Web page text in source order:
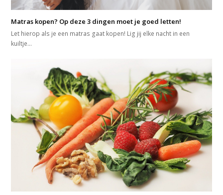
Matras kopen? Op deze 3 dingen moet je goed letten!
Let hierop als je een matras gaat kopen! Lig jij elke nacht in een
kuiltje…